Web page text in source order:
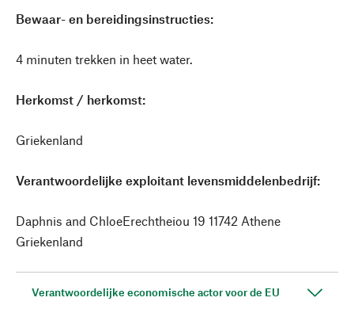
Bewaar- en bereidingsinstructies:
4 minuten trekken in heet water.
Herkomst / herkomst:
Griekenland
Verantwoordelijke exploitant levensmiddelenbedrijf:
Daphnis and ChloeErechtheiou 19 11742 Athene
Griekenland
Verantwoordelijke economische actor voor de EU